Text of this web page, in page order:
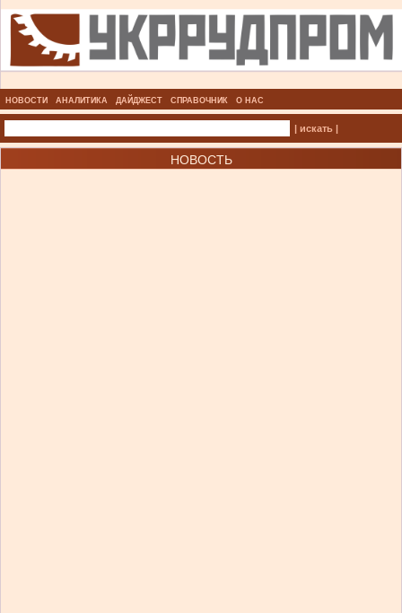
НОВОСТИ АНАЛИТИКА ДАЙДЖЕСТ СПРАВОЧНИК О НАС
| искать |
НОВОСТЬ